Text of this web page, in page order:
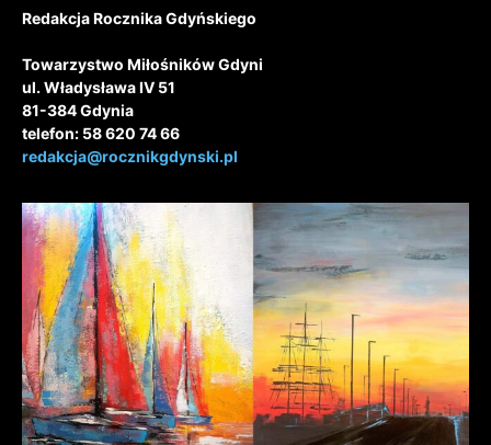
Redakcja Rocznika Gdyńskiego
Towarzystwo Miłośników Gdyni
ul. Władysława IV 51
81-384 Gdynia
telefon: 58 620 74 66
redakcja@rocznikgdynski.pl